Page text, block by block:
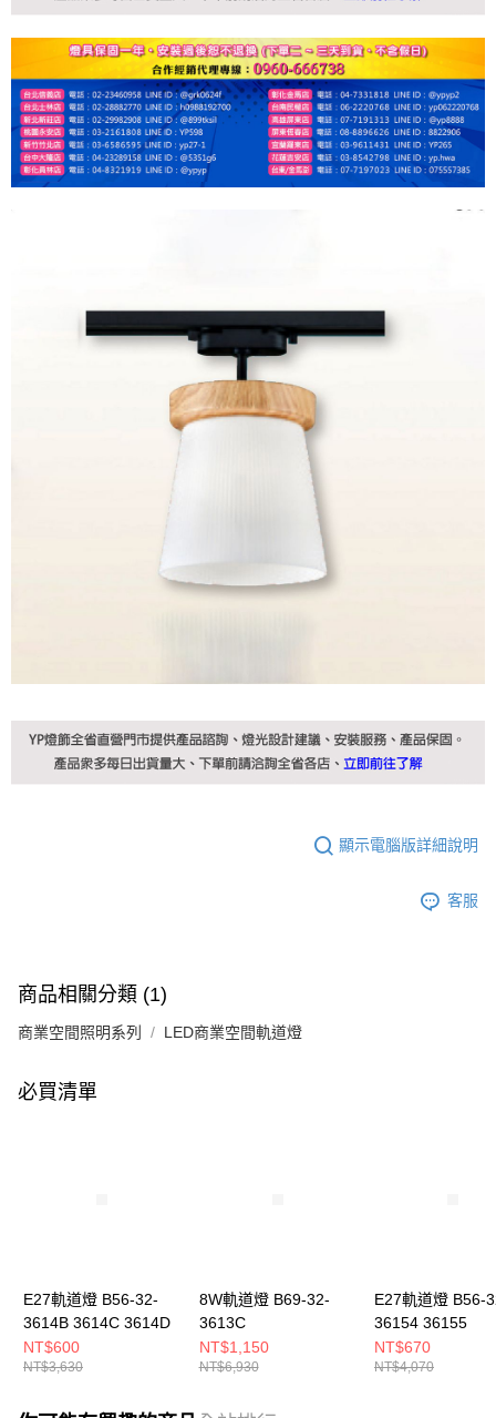
顯示電腦版詳細說明
客服
商品相關分類 (1)
商業空間照明系列 LED商業空間軌道燈
必買清單
E27軌道燈 B56-32-
3614B 3614C 3614D
NT$600
NT$3,630
8W軌道燈 B69-32-
3613C
NT$1,150
NT$6,930
E27軌道燈 B56-
36154 36155
NT$670
NT$4,070